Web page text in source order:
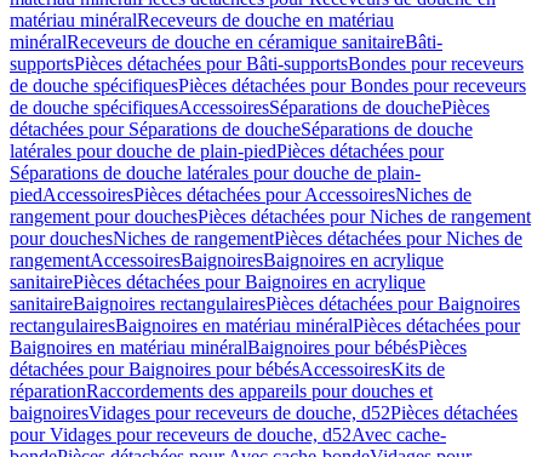
matériau minéralReceveurs de douche en matériau
minéralReceveurs de douche en céramique sanitaireBâti-
supportsPièces détachées pour Bâti-supportsBondes pour receveurs
de douche spécifiquesPièces détachées pour Bondes pour receveurs
de douche spécifiquesAccessoiresSéparations de douchePièces
détachées pour Séparations de doucheSéparations de douche
latérales pour douche de plain-piedPièces détachées pour
Séparations de douche latérales pour douche de plain-
piedAccessoiresPièces détachées pour AccessoiresNiches de
rangement pour douchesPièces détachées pour Niches de rangement
pour douchesNiches de rangementPièces détachées pour Niches de
rangementAccessoiresBaignoiresBaignoires en acrylique
sanitairePièces détachées pour Baignoires en acrylique
sanitaireBaignoires rectangulairesPièces détachées pour Baignoires
rectangulairesBaignoires en matériau minéralPièces détachées pour
Baignoires en matériau minéralBaignoires pour bébésPièces
détachées pour Baignoires pour bébésAccessoiresKits de
réparationRaccordements des appareils pour douches et
baignoiresVidages pour receveurs de douche, d52Pièces détachées
pour Vidages pour receveurs de douche, d52Avec cache-